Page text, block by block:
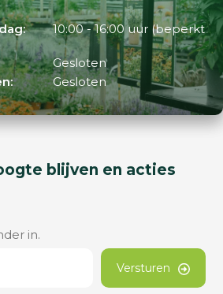
10:00 - 16:00 uur (beperkt
Gesloten
Gesloten
blijven en acties
in.
Versturen